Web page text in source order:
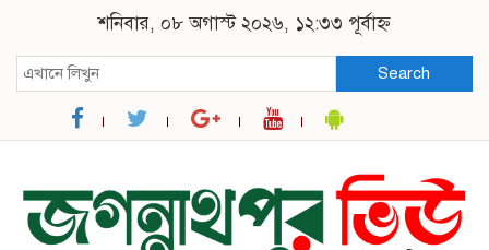
শনিবার, ০৮ অগাস্ট ২০২৬, ১২:৩৩ পূর্বাহ্ন
Search